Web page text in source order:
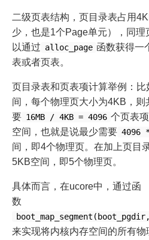
二级页表结构，页目录表占用
少，也是1个Page单元），同
以通过 alloc_page 函数获得一
表或者页表。
页目录表和页表项计算举例：
间，每个物理页大小为4KB，则
要 16MB / 4KB = 4096 个页表
空间，也就是说最少需要 4096
间，即4个物理页。在加上页目
5KB空间，即5个物理页。
具体而言，在ucore中，通过函
数
boot_map_segment(boot_pgdir,
来实现将内核内存空间的所有